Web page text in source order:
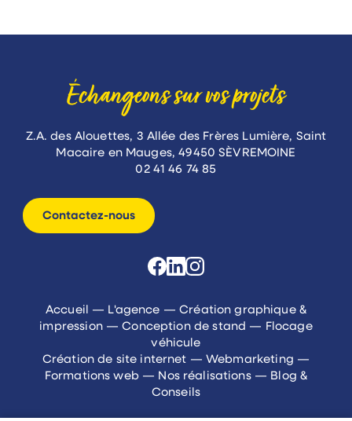
Échangeons sur vos projets
Z.A. des Alouettes, 3 Allée des Frères Lumière, Saint
Macaire en Mauges, 49450 SÈVREMOINE
02 41 46 74 85
Contactez-nous
Accueil — L'agence —Création graphique &
impression—Conception de stand — Flocage
véhicule
Création de site internet —Webmarketing —
Formations web— Nos réalisations— Blog &
Conseils